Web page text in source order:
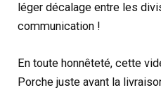
léger décalage entre les
communication !
En toute honnêteté, cette
Porche juste avant la